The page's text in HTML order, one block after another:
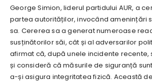
George Simion, liderul partidului AUR, a
partea autorităților, invocând amenințări
sa. Cererea sa a generat numeroase
susținătorilor săi, cât și al adversarilor
afirmat că, după unele incidente recente,
și consideră că măsurile de siguranță
a-și asigura integritatea fizică. Această